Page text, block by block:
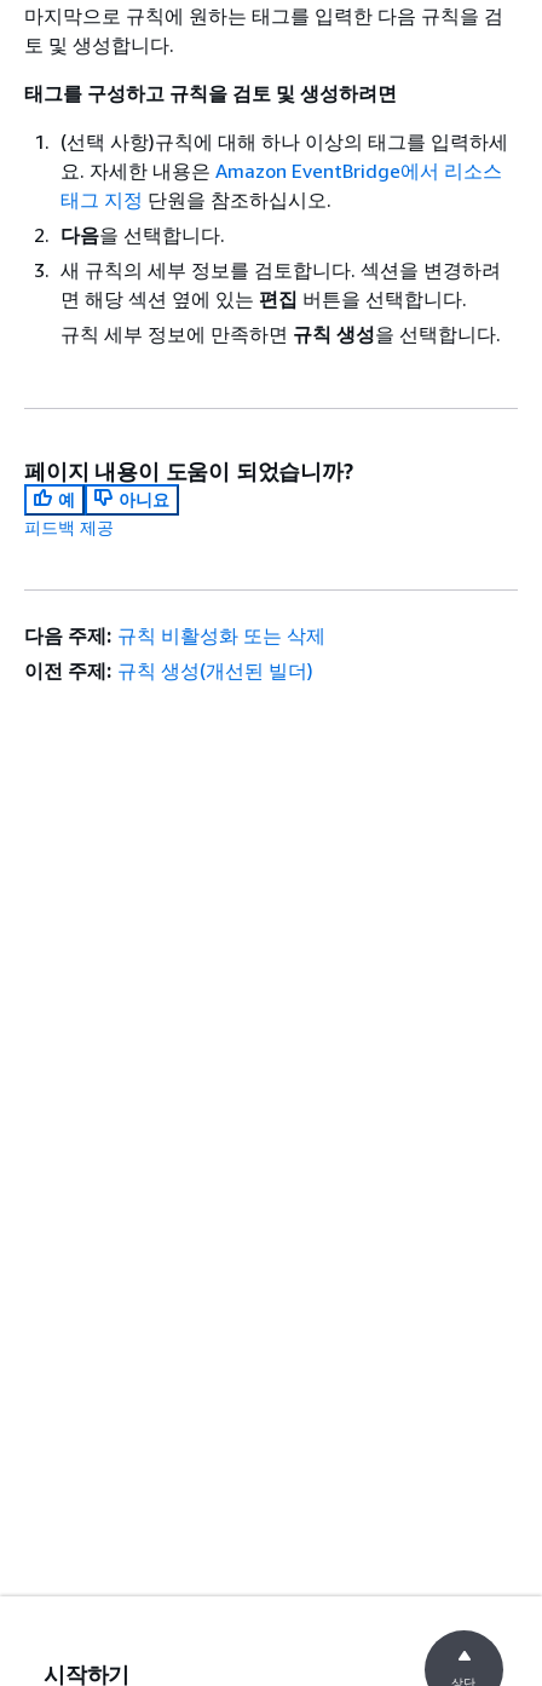
마지막으로 규칙에 원하는 태그를 입력한 다음 규칙을 검
토 및 생성합니다.
태그를 구성하고 규칙을 검토 및 생성하려면
(선택 사항)규칙에 대해 하나 이상의 태그를 입력하세
요. 자세한 내용은 Amazon EventBridge에서 리소스
태그 지정 단원을 참조하십시오.
다음을 선택합니다.
새 규칙의 세부 정보를 검토합니다. 섹션을 변경하려
면 해당 섹션 옆에 있는 편집 버튼을 선택합니다.
규칙 세부 정보에 만족하면 규칙 생성을 선택합니다.
페이지 내용이 도움이 되었습니까?
예
아니요
피드백 제공
다음 주제: 규칙 비활성화 또는 삭제
이전 주제: 규칙 생성(개선된 빌더)
시작하기 상단